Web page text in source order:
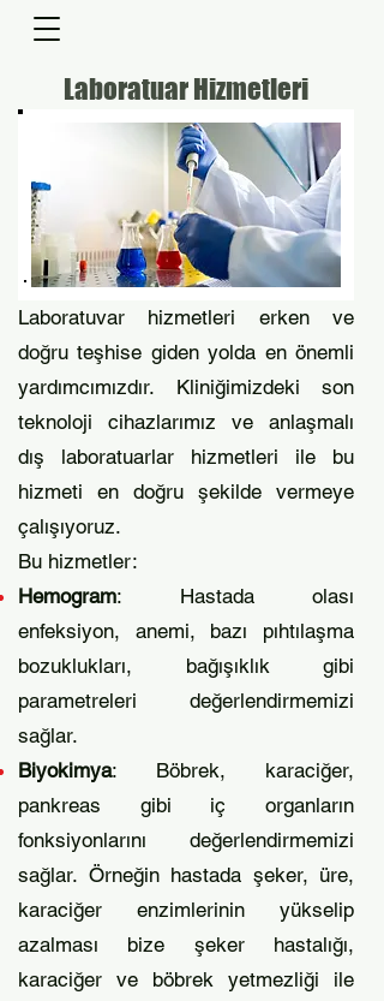
Laboratuar Hizmetleri
Laboratuvar hizmetleri erken ve
doğru teşhise giden yolda en önemli
yardımcımızdır. Kliniğimizdeki son
teknoloji cihazlarımız ve anlaşmalı
dış laboratuarlar hizmetleri ile bu
hizmeti en doğru şekilde vermeye
çalışıyoruz.
Bu hizmetler:
Hemogram: Hastada olası
enfeksiyon, anemi, bazı pıhtılaşma
bozuklukları, bağışıklık gibi
parametreleri değerlendirmemizi
sağlar.
Biyokimya: Böbrek, karaciğer,
pankreas gibi iç organların
fonksiyonlarını değerlendirmemizi
sağlar. Örneğin hastada şeker, üre,
karaciğer enzimlerinin yükselip
azalması bize şeker hastalığı,
karaciğer ve böbrek yetmezliği ile